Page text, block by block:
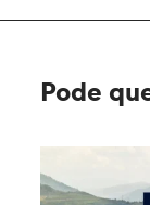
Pode